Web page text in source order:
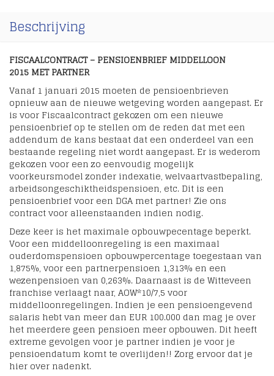
Beschrijving
FISCAALCONTRACT – PENSIOENBRIEF MIDDELLOON
2015 MET PARTNER
Vanaf 1 januari 2015 moeten de pensioenbrieven
opnieuw aan de nieuwe wetgeving worden aangepast. Er
is voor Fiscaalcontract gekozen om een nieuwe
pensioenbrief op te stellen om de reden dat met een
addendum de kans bestaat dat een onderdeel van een
bestaande regeling niet wordt aangepast. Er is wederom
gekozen voor een zo eenvoudig mogelijk
voorkeursmodel zonder indexatie, welvaartvastbepaling,
arbeidsongeschiktheidspensioen, etc. Dit is een
pensioenbrief voor een DGA met partner! Zie ons
contract voor alleenstaanden indien nodig.
Deze keer is het maximale opbouwpecentage beperkt.
Voor een middelloonregeling is een maximaal
ouderdomspensioen opbouwpercentage toegestaan van
1,875%, voor een partnerpensioen 1,313% en een
wezenpensioen van 0,263%. Daarnaast is de Witteveen
franchise verlaagt naar, AOW*10/7,5 voor
middelloonregelingen. Indien je een pensioengevend
salaris hebt van meer dan EUR 100.000 dan mag je over
het meerdere geen pensioen meer opbouwen. Dit heeft
extreme gevolgen voor je partner indien je voor je
pensioendatum komt te overlijden!! Zorg ervoor dat je
hier over nadenkt.